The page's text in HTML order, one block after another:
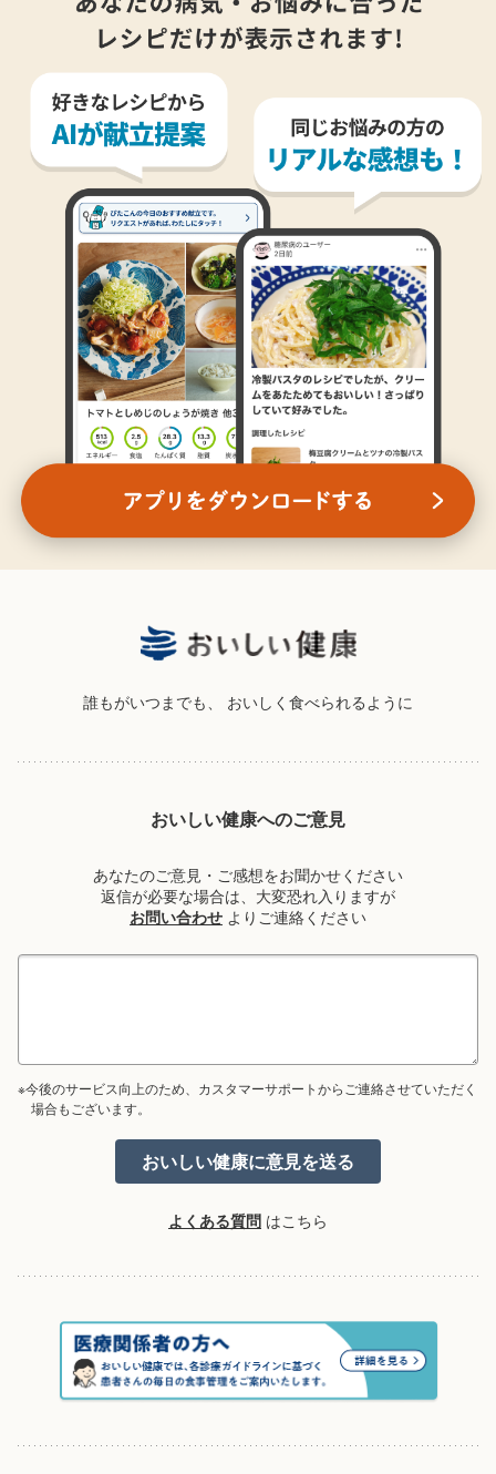
誰もがいつまでも、 おいしく食べられるように
おいしい健康へのご意見
あなたのご意見・ご感想をお聞かせください
返信が必要な場合は、大変恐れ入りますが
お問い合わせ よりご連絡ください
※今後のサービス向上のため、カスタマーサポートからご連絡させていただく
場合もございます。
よくある質問 はこちら